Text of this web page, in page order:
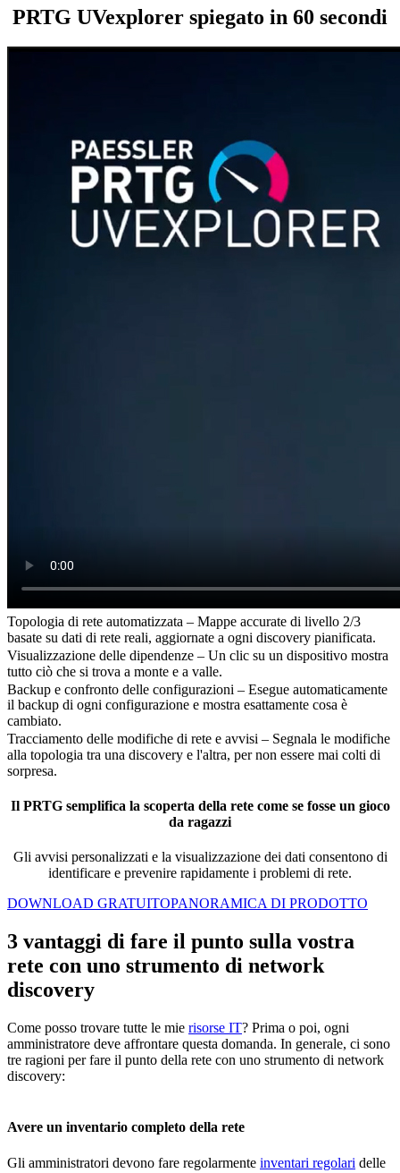
PRTG UVexplorer spiegato in 60 secondi
Topologia di rete automatizzata – Mappe accurate di livello 2/3
basate su dati di rete reali, aggiornate a ogni discovery pianificata.
Visualizzazione delle dipendenze – Un clic su un dispositivo mostra
tutto ciò che si trova a monte e a valle.
Backup e confronto delle configurazioni – Esegue automaticamente
il backup di ogni configurazione e mostra esattamente cosa è
cambiato.
Tracciamento delle modifiche di rete e avvisi – Segnala le modifiche
alla topologia tra una discovery e l'altra, per non essere mai colti di
sorpresa.
Il PRTG semplifica la scoperta della rete come se fosse un gioco
da ragazzi
Gli avvisi personalizzati e la visualizzazione dei dati consentono di
identificare e prevenire rapidamente i problemi di rete.
DOWNLOAD GRATUITOPANORAMICA DI PRODOTTO
3 vantaggi di fare il punto sulla vostra
rete con uno strumento di network
discovery
Come posso trovare tutte le mie risorse IT? Prima o poi, ogni
amministratore deve affrontare questa domanda. In generale, ci sono
tre ragioni per fare il punto della rete con uno strumento di network
discovery:
Avere un inventario completo della rete
Gli amministratori devono fare regolarmente inventari regolari delle